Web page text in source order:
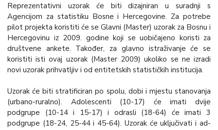
Reprezentativni uzorak će biti dizajniran u suradnji s
Agencijom za statistiku Bosne i Hercegovine. Za potrebe
pilot projekta koristiti će se Glavni (Master) uzorak za Bosnu i
Hercegovinu iz 2009. godine koji se uobičajeno koristi za
društvene ankete. Također, za glavno istraživanje će se
koristiti isti ovaj uzorak (Master 2009) ukoliko se ne izradi
novi uzorak prihvatljiv i od entitetskih statističkih institucija.
Uzorak će biti stratificiran po spolu, dobi i mjestu stanovanja
(urbano-ruralno). Adolescenti (10-17) će imati dvije
podgrupe (10-14 i 15-17) i odrasli (18-64) će imati 3
podgrupe (18-24, 25-44 i 45-64). Uzorak će uključivati i ad-